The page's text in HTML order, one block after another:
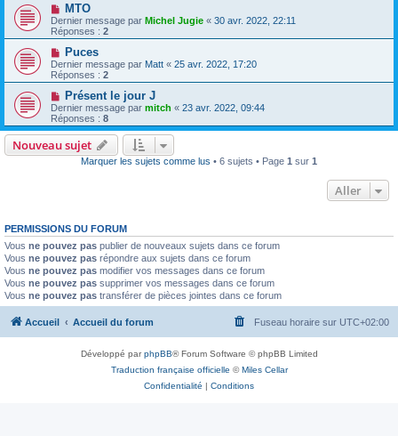
MTO
Dernier message par Michel Jugie « 30 avr. 2022, 22:11
Réponses : 2
Puces
Dernier message par Matt « 25 avr. 2022, 17:20
Réponses : 2
Présent le jour J
Dernier message par mitch « 23 avr. 2022, 09:44
Réponses : 8
Nouveau sujet
Marquer les sujets comme lus • 6 sujets • Page 1 sur 1
Aller
PERMISSIONS DU FORUM
Vous ne pouvez pas publier de nouveaux sujets dans ce forum
Vous ne pouvez pas répondre aux sujets dans ce forum
Vous ne pouvez pas modifier vos messages dans ce forum
Vous ne pouvez pas supprimer vos messages dans ce forum
Vous ne pouvez pas transférer de pièces jointes dans ce forum
Accueil Accueil du forum Fuseau horaire sur UTC+02:00
Développé parphpBB® Forum Software © phpBB Limited
Traduction française officielle ©Miles Cellar
Confidentialité | Conditions